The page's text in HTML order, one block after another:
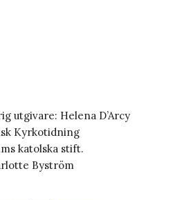
utgivare: Helena D’Arcy
Kyrkotidning
katolska stift.
Byström